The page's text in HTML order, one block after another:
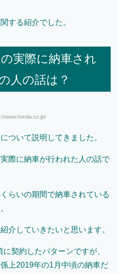
する紹介でした。
実際に納車され
人の話は？
www.honda.co.jp/
ついて説明してきました。
際に納車が行われた人の話で
らいの期間で納車されている
介していきたいと思います。
に契約したパターンですが、
上2019年の1 月中頃の納車だ